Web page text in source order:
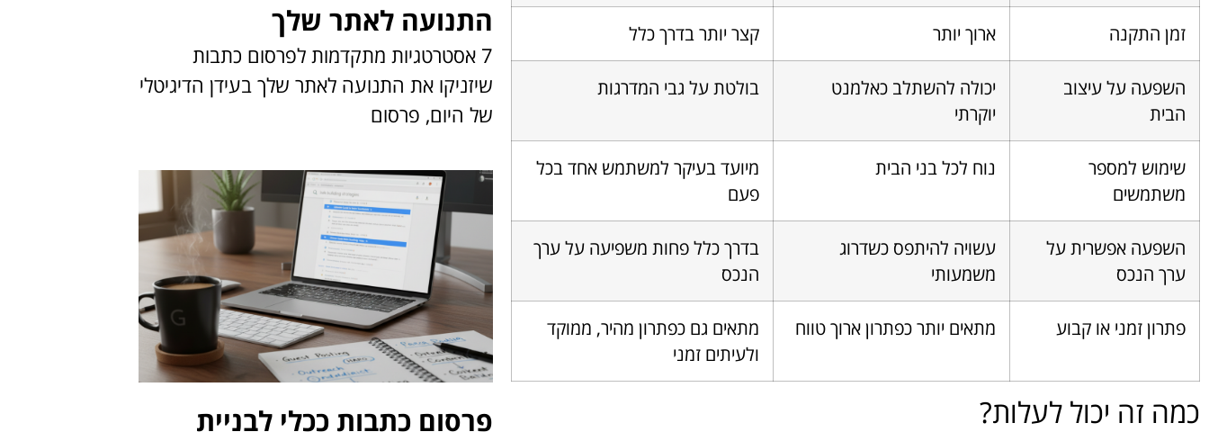
זמן התקנה ארוך יותר קצר יותר בדרך כלל
השפעה על עיצוב
הבית
יכולה להשתלב כאלמנט
יוקרתי
בולטת על גבי המדרגות
שימוש למספר
משתמשים
נוח לכל בני הבית
מיועד בעיקר למשתמש אחד בכל
פעם
השפעה אפשרית על
ערך הנכס
עשויה להיתפס כשדרוג
משמעותי
בדרך כלל פחות משפיעה על ערך
הנכס
פתרון זמני או קבוע מתאים יותר כפתרון ארוך טווח
מתאים גם כפתרון מהיר, ממוקד
ולעיתים זמני
כמה זה יכול לעלות?
התנועה לאתר שלך
7 אסטרטגיות מתקדמות לפרסום כתבות
שיזניקו את התנועה לאתר שלך בעידן הדיגיטלי
של היום, פרסום
פרסום כתבות ככלי לבניית